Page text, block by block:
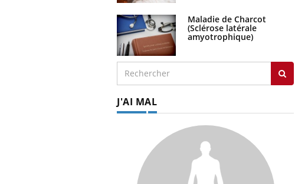
Maladie de Charcot
(Sclérose latérale
amyotrophique)
J'AI MAL